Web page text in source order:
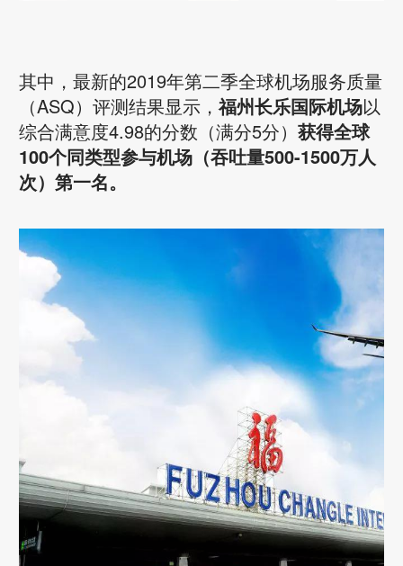
其中，最新的2019年第二季全球机场服务质量
（ASQ）评测结果显示，福州长乐国际机场以
综合满意度4.98的分数（满分5分） 获得全球
100个同类型参与机场（吞吐量500-1500万人
次）第一名。